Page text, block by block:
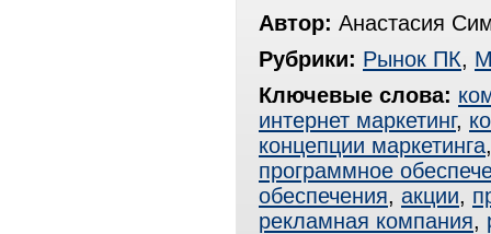
Автор: Анастасия
Рубрики: Рынок ПК,
Ключевые слова:
интернет маркетинг,
концепции маркетинга
программное
обеспечения, акции,
рекламная компания,